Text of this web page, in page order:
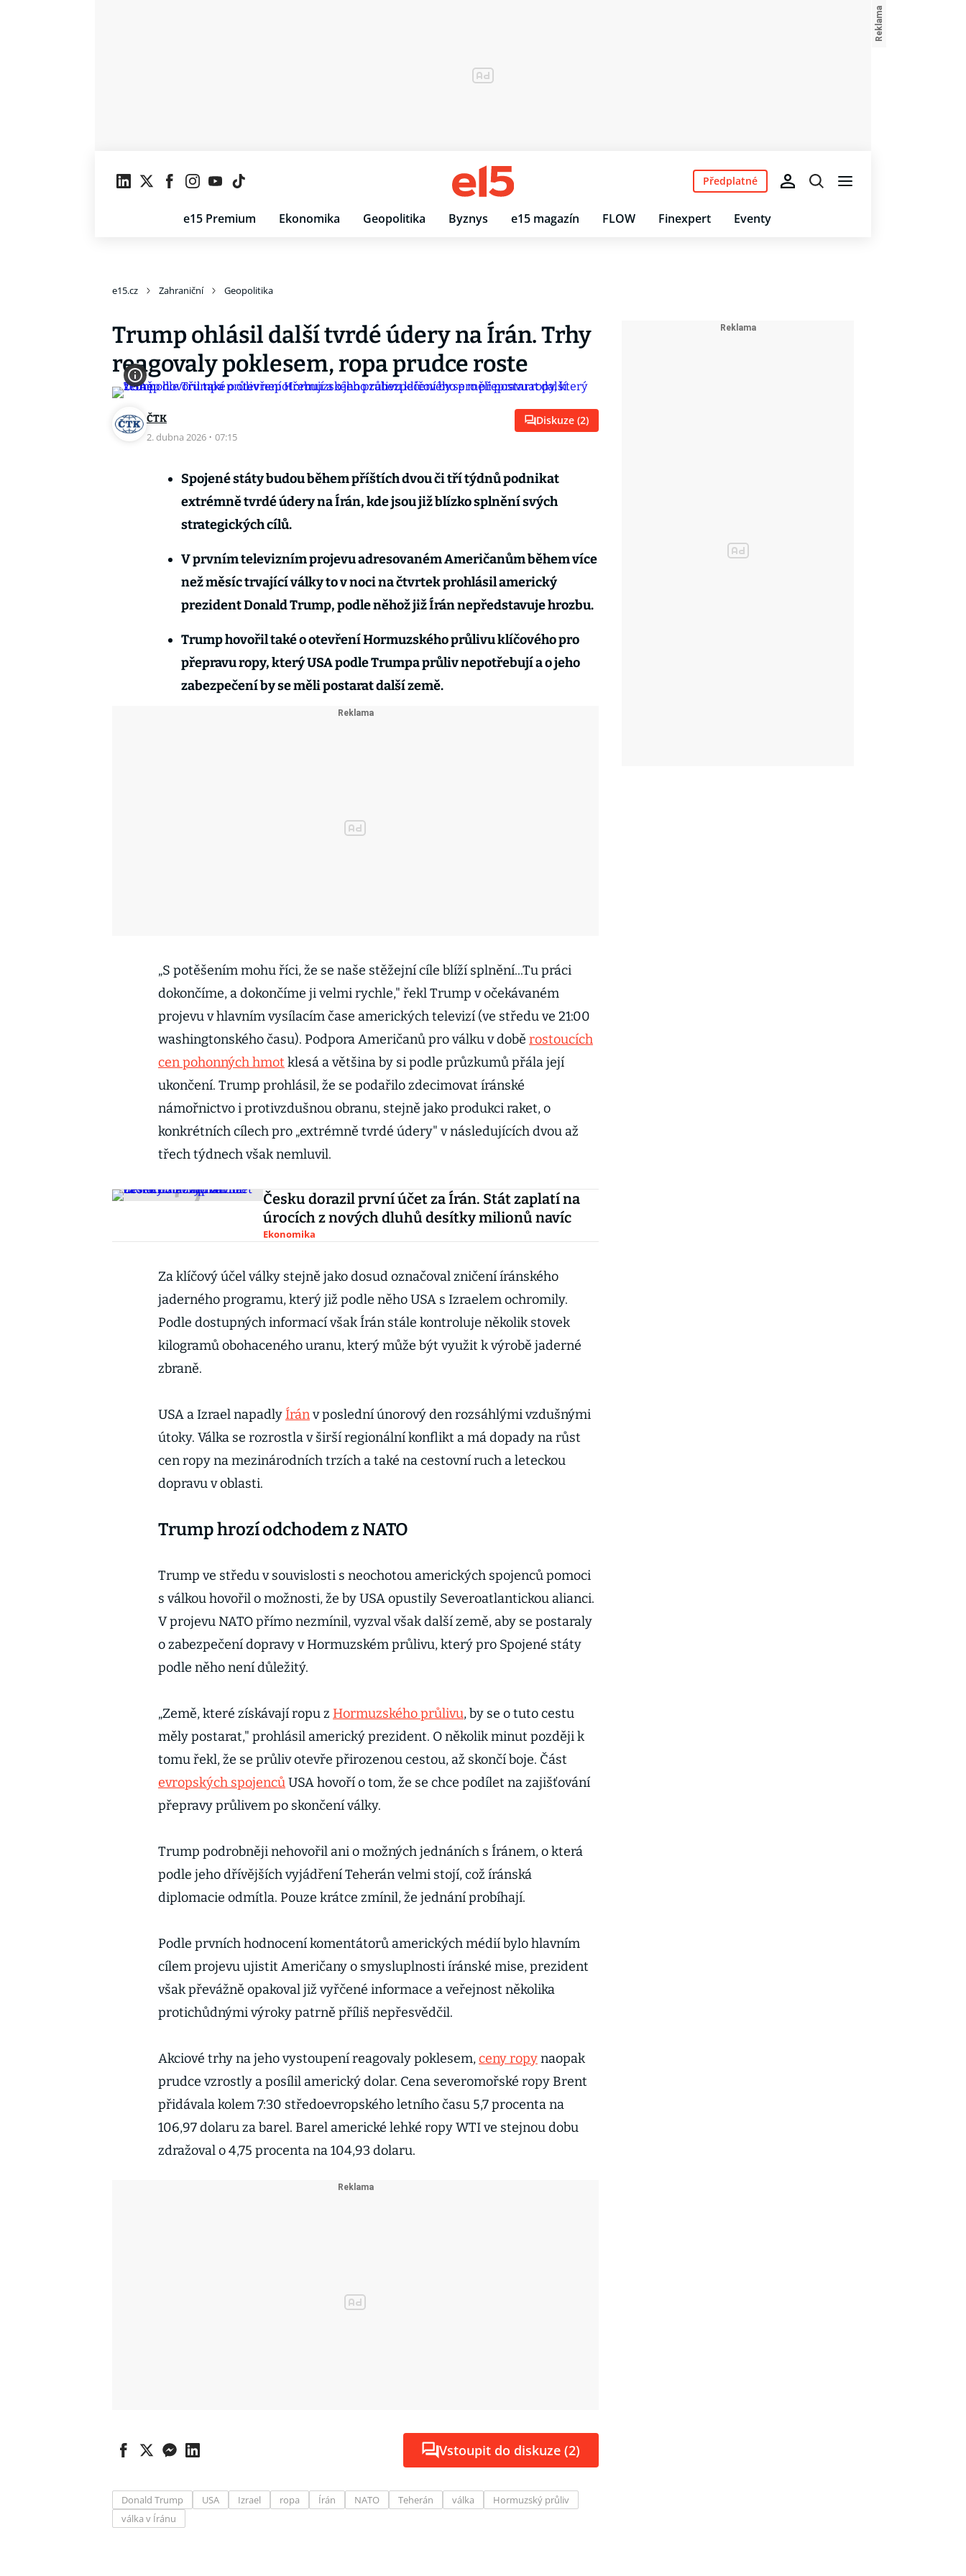
e15 Premium Ekonomika Geopolitika Byznys e15 magazín FLOW Finexpert Eventy
Předplatné
e15.cz Zahraniční Geopolitika
Trump ohlásil další tvrdé údery na Írán. Trhy
reagovaly poklesem, ropa prudce roste
ČTK
2. dubna 2026 · 07:15
Diskuze (2)
Spojené státy budou během příštích dvou či tří týdnů podnikat
extrémně tvrdé údery na Írán, kde jsou již blízko splnění svých
strategických cílů.
V prvním televizním projevu adresovaném Američanům během více
než měsíc trvající války to v noci na čtvrtek prohlásil americký
prezident Donald Trump, podle něhož již Írán nepředstavuje hrozbu.
Trump hovořil také o otevření Hormuzského průlivu klíčového pro
přepravu ropy, který USA podle Trumpa průliv nepotřebují a o jeho
zabezpečení by se měli postarat další země.
„S potěšením mohu říci, že se naše stěžejní cíle blíží splnění...Tu práci
dokončíme, a dokončíme ji velmi rychle," řekl Trump v očekávaném
projevu v hlavním vysílacím čase amerických televizí (ve středu ve 21:00
washingtonského času). Podpora Američanů pro válku v době rostoucích
cen pohonných hmot klesá a většina by si podle průzkumů přála její
ukončení. Trump prohlásil, že se podařilo zdecimovat íránské
námořnictvo i protivzdušnou obranu, stejně jako produkci raket, o
konkrétních cílech pro „extrémně tvrdé údery" v následujících dvou až
třech týdnech však nemluvil.
Česku dorazil první účet za Írán. Stát zaplatí na
úrocích z nových dluhů desítky milionů navíc
Ekonomika
Za klíčový účel války stejně jako dosud označoval zničení íránského
jaderného programu, který již podle něho USA s Izraelem ochromily.
Podle dostupných informací však Írán stále kontroluje několik stovek
kilogramů obohaceného uranu, který může být využit k výrobě jaderné
zbraně.
USA a Izrael napadly Íránv poslední únorový den rozsáhlými vzdušnými
útoky. Válka se rozrostla v širší regionální konflikt a má dopady na růst
cen ropy na mezinárodních trzích a také na cestovní ruch a leteckou
dopravu v oblasti.
Trump hrozí odchodem z NATO
Trump ve středu v souvislosti s neochotou amerických spojenců pomoci
s válkou hovořil o možnosti, že by USA opustily Severoatlantickou alianci.
V projevu NATO přímo nezmínil, vyzval však další země, aby se postaraly
o zabezpečení dopravy v Hormuzském průlivu, který pro Spojené státy
podle něho není důležitý.
„Země, které získávají ropu z Hormuzského průlivu, by se o tuto cestu
měly postarat," prohlásil americký prezident. O několik minut později k
tomu řekl, že se průliv otevře přirozenou cestou, až skončí boje. Část
evropských spojencůUSA hovoří o tom, že se chce podílet na zajišťování
přepravy průlivem po skončení války.
Trump podrobněji nehovořil ani o možných jednáních s Íránem, o která
podle jeho dřívějších vyjádření Teherán velmi stojí, což íránská
diplomacie odmítla. Pouze krátce zmínil, že jednání probíhají.
Podle prvních hodnocení komentátorů amerických médií bylo hlavním
cílem projevu ujistit Američany o smysluplnosti íránské mise, prezident
však převážně opakoval již vyřčené informace a veřejnost několika
protichůdnými výroky patrně příliš nepřesvědčil.
Akciové trhy na jeho vystoupení reagovaly poklesem,ceny ropynaopak
prudce vzrostly a posílil americký dolar. Cena severomořské ropy Brent
přidávala kolem 7:30 středoevropského letního času 5,7 procenta na
106,97 dolaru za barel. Barel americké lehké ropy WTI ve stejnou dobu
zdražoval o 4,75 procenta na 104,93 dolaru.
Vstoupit do diskuze (2)
Donald Trump USA Izrael ropa Írán NATO Teherán válka
Hormuzský průliv
válka v Íránu